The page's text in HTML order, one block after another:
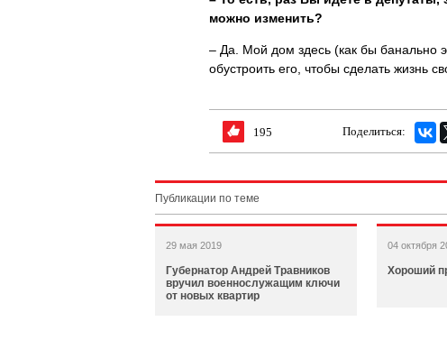
можно изменить?
– Да. Мой дом здесь (как бы банально
обустроить его, чтобы сделать жизнь
195 Поделиться:
Публикации по теме
29 мая 2019
Губернатор Андрей Травников
вручил военнослужащим ключи
от новых квартир
04 октября
Хороший